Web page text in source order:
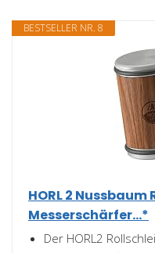
BESTSELLER NR. 8
HORL 2
Messerschärfer...*
Der HORL2